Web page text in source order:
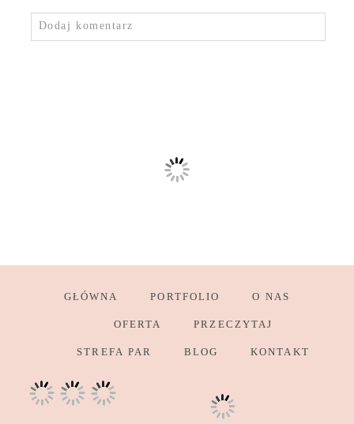
Dodaj komentarz
GŁÓWNA PORTFOLIO O NAS
OFERTA PRZECZYTAJ
STREFA PAR BLOG KONTAKT